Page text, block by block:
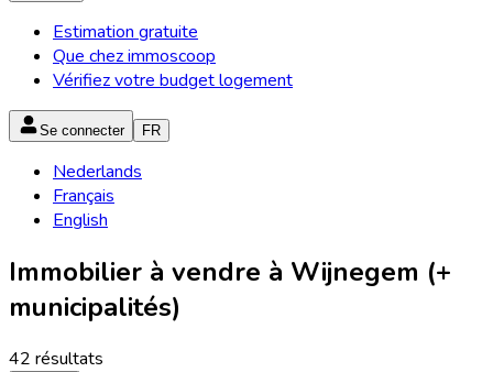
Estimation gratuite
Que chez immoscoop
Vérifiez votre budget logement
Se connecter FR
Nederlands
Français
English
Immobilier à vendre à Wijnegem (+
municipalités)
42 résultats